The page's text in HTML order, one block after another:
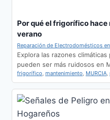
Por qué el frigorífico
verano
Reparación de Electrodomésticos
Explora las razones
pueden ser más ruidosos en
frigorífico, mantenimiento, MURCIA,